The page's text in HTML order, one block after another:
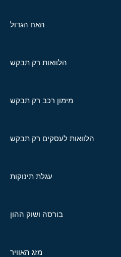
האח הגדול
הלוואות רק תבקש
מימון רכב רק תבקש
הלוואות לעסקים רק תבקש
עגלת תינוקות
בורסה ושוק ההון
מזג האוויר